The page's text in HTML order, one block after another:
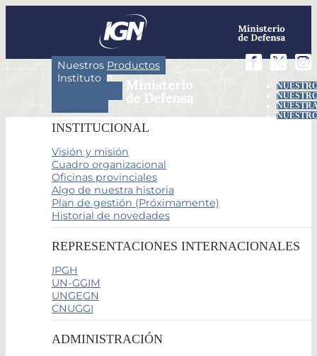
Nuestros Productos
Instituto
INSTITUCIONAL
Visión y misión
Cuadro organizacional
Oficinas provinciales
Algo de nuestra historia
Plan de gestión (Próximamente)
Historial de novedades
REPRESENTACIONES INTERNACIONALES
IPGH
UN-GGIM
UNGEGN
CNUGGI
ADMINISTRACIÓN